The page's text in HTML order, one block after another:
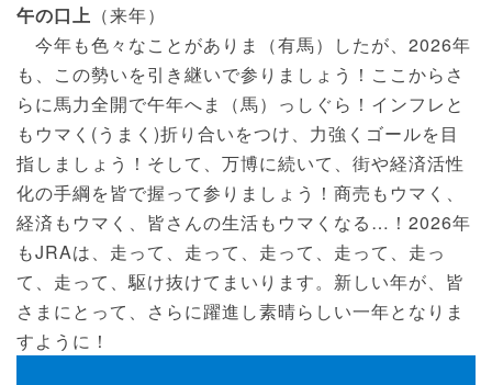
午の口上 （来年）
今年も色々なことがありま（有馬）したが、2026年
も、この勢いを引き継いで参りましょう！ここからさ
らに馬力全開で午年へま（馬）っしぐら！インフレと
もウマく(うまく)折り合いをつけ、力強くゴールを目
指しましょう！そして、万博に続いて、街や経済活性
化の手綱を皆で握って参りましょう！商売もウマく、
経済もウマく、皆さんの生活もウマくなる…！2026年
もJRAは、走って、走って、走って、走って、走っ
て、走って、駆け抜けてまいります。新しい年が、皆
さまにとって、さらに躍進し素晴らしい一年となりま
すように！